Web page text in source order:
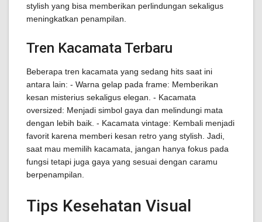
stylish yang bisa memberikan perlindungan sekaligus
meningkatkan penampilan.
Tren Kacamata Terbaru
Beberapa tren kacamata yang sedang hits saat ini
antara lain: - Warna gelap pada frame: Memberikan
kesan misterius sekaligus elegan. - Kacamata
oversized: Menjadi simbol gaya dan melindungi mata
dengan lebih baik. - Kacamata vintage: Kembali menjadi
favorit karena memberi kesan retro yang stylish. Jadi,
saat mau memilih kacamata, jangan hanya fokus pada
fungsi tetapi juga gaya yang sesuai dengan caramu
berpenampilan.
Tips Kesehatan Visual